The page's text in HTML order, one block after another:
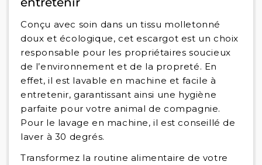
Conçu avec soin dans un tissu molletonné
doux et écologique, cet escargot est un choix
responsable pour les propriétaires soucieux
de l’environnement et de la propreté. En
effet, il est lavable en machine et facile à
entretenir, garantissant ainsi une hygiène
parfaite pour votre animal de compagnie.
Pour le lavage en machine, il est conseillé de
laver à 30 degrés.
Transformez la routine alimentaire de votre